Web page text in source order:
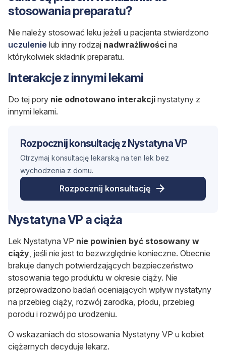
stosowania preparatu?
Nie należy stosować leku jeżeli u pacjenta stwierdzono
uczulenie lub inny rodzaj nadwrażliwości na
którykolwiek składnik preparatu.
Interakcje z innymi lekami
Do tej pory nie odnotowano interakcji nystatyny z
innymi lekami.
Rozpocznij konsultację z Nystatyna VP
Otrzymaj konsultację lekarską na ten lek bez
wychodzenia z domu.
Rozpocznij konsultację
Nystatyna VP a ciąża
Lek Nystatyna VP nie powinien być stosowany w
ciąży , jeśli nie jest to bezwzględnie konieczne. Obecnie
brakuje danych potwierdzających bezpieczeństwo
stosowania tego produktu w okresie ciąży. Nie
przeprowadzono badań oceniających wpływ nystatyny
na przebieg ciąży, rozwój zarodka, płodu, przebieg
porodu i rozwój po urodzeniu.
O wskazaniach do stosowania Nystatyny VP u kobiet
ciężarnych decyduje lekarz.